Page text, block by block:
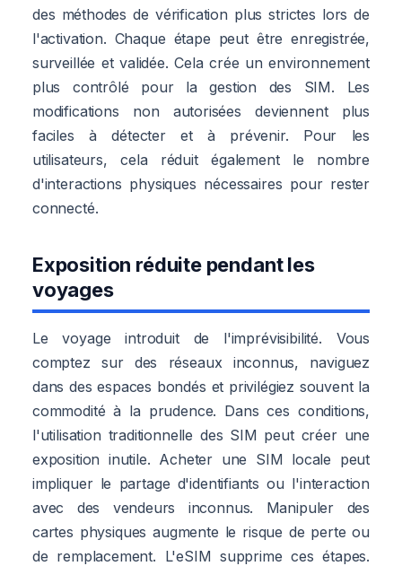
des méthodes de vérification plus strictes lors de
l'activation. Chaque étape peut être enregistrée,
surveillée et validée. Cela crée un environnement
plus contrôlé pour la gestion des SIM. Les
modifications non autorisées deviennent plus
faciles à détecter et à prévenir. Pour les
utilisateurs, cela réduit également le nombre
d'interactions physiques nécessaires pour rester
connecté.
Exposition réduite pendant les
voyages
Le voyage introduit de l'imprévisibilité. Vous
comptez sur des réseaux inconnus, naviguez
dans des espaces bondés et privilégiez souvent la
commodité à la prudence. Dans ces conditions,
l'utilisation traditionnelle des SIM peut créer une
exposition inutile. Acheter une SIM locale peut
impliquer le partage d'identifiants ou l'interaction
avec des vendeurs inconnus. Manipuler des
cartes physiques augmente le risque de perte ou
de remplacement. L'eSIM supprime ces étapes.